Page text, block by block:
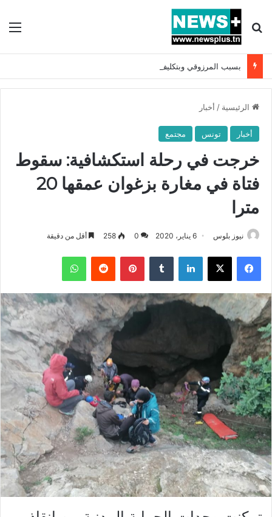
بحث عن
الرئيسية / أخبار
أخبار تونس مجتمع
خرجت في رحلة استكشافية: سقوط
فتاة في مغارة بزغوان عمقها 20
مترا
نيوز بلوس 6 يناير، 2020 0
258 أقل من دقيقة
فيسبوك X لينكدإن بينتيريست واتساب